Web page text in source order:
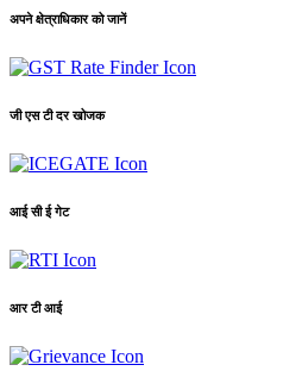
अपने क्षेत्राधिकार को जानें
जी एस टी दर खोजक
आई सी ई गेट
आर टी आई